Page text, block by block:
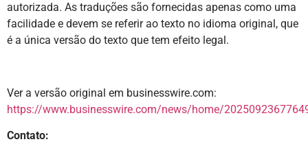
autorizada. As traduções são fornecidas apenas como uma
facilidade e devem se referir ao texto no idioma original, que
é a única versão do texto que tem efeito legal.
Ver a versão original em businesswire.com:
https://www.businesswire.com/news/home/
Contato: